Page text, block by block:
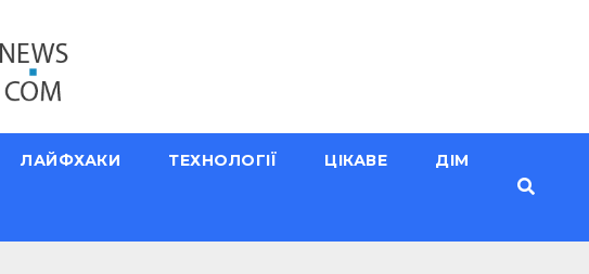
ЛАЙФХАКИ ТЕХНОЛОГІЇ ЦІКАВЕ ДІМ